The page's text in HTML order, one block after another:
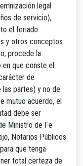
legal
de servicio),
el feriado
y otros conceptos
procede la
en que conste el
de
las partes) y no de
mutuo acuerdo, el
debe ser
Ministro de Fe
Notarios Públicos
que tenga
total certeza de